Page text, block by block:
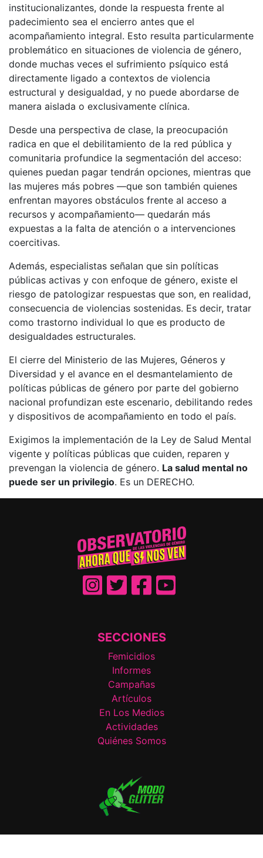
institucionalizantes, donde la respuesta frente al
padecimiento sea el encierro antes que el
acompañamiento integral. Esto resulta particularmente
problemático en situaciones de violencia de género,
donde muchas veces el sufrimiento psíquico está
directamente ligado a contextos de violencia
estructural y desigualdad, y no puede abordarse de
manera aislada o exclusivamente clínica.
Desde una perspectiva de clase, la preocupación
radica en que el debilitamiento de la red pública y
comunitaria profundice la segmentación del acceso:
quienes puedan pagar tendrán opciones, mientras que
las mujeres más pobres —que son también quienes
enfrentan mayores obstáculos frente al acceso a
recursos y acompañamiento— quedarán más
expuestas a la falta de atención o a intervenciones
coercitivas.
Además, especialistas señalan que sin políticas
públicas activas y con enfoque de género, existe el
riesgo de patologizar respuestas que son, en realidad,
consecuencia de violencias sostenidas. Es decir, tratar
como trastorno individual lo que es producto de
desigualdades estructurales.
El cierre del Ministerio de las Mujeres, Géneros y
Diversidad y el avance en el desmantelamiento de
políticas públicas de género por parte del gobierno
nacional profundizan este escenario, debilitando redes
y dispositivos de acompañamiento en todo el país.
Exigimos la implementación de la Ley de Salud Mental
vigente y políticas públicas que cuiden, reparen y
prevengan la violencia de género. La salud mental no
puede ser un privilegio. Es un DERECHO.
SECCIONES
Femicidios
Informes
Campañas
Artículos
En Los Medios
Actividades
Quiénes Somos